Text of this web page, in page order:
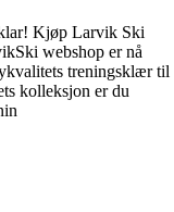
Kjøp Larvik Ski
webshop er nå
treningsklær til
kolleksjon er du